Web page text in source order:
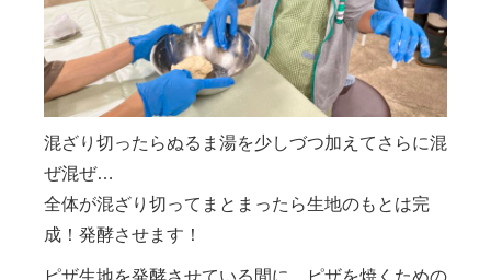
混ざり切ったらぬるま湯を少しづつ加えてさらに混
ぜ混ぜ…
全体が混ざり切ってまとまったら生地のもとは完
成！発酵させます！
ピザ生地を発酵させている間に、ピザを焼くための